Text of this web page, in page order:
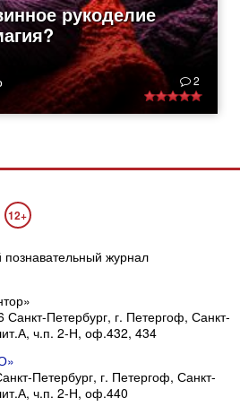
рукоделие
2
12+
журнал
Петербург, г. Петергоф, Санкт-
ч.п. 2-Н, оф.432, 434
Петербург, г. Петергоф, Санкт-
ч.п. 2-Н, оф.440